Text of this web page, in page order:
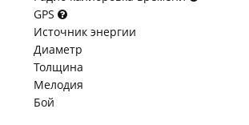
GPS
Источник энергии
Диаметр
Толщина
Мелодия
Бой